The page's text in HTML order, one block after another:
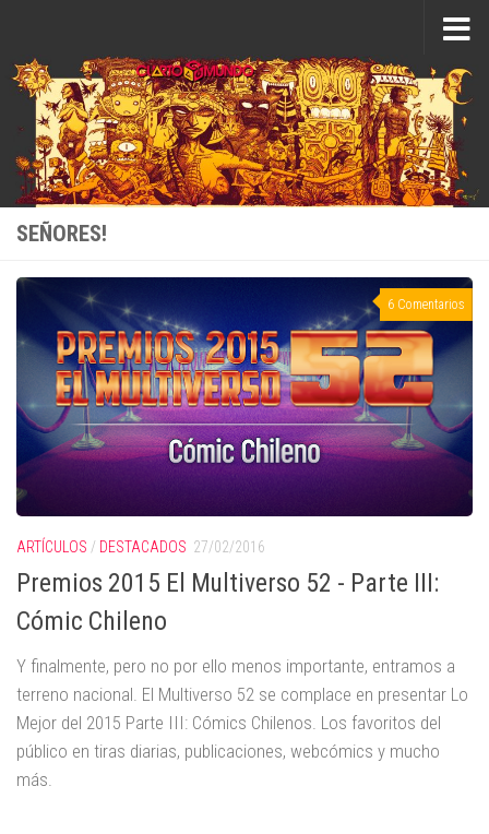
SEÑORES!
6 Comentarios
ARTÍCULOS / DESTACADOS 27/02/2016
Premios 2015 El Multiverso 52 - Parte III:
Cómic Chileno
Y finalmente, pero no por ello menos importante, entramos a
terreno nacional. El Multiverso 52 se complace en presentar Lo
Mejor del 2015 Parte III: Cómics Chilenos. Los favoritos del
público en tiras diarias, publicaciones, webcómics y mucho
más.